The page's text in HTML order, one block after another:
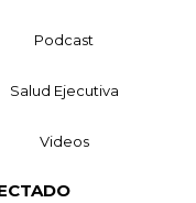
Podcast
Salud Ejecutiva
Videos